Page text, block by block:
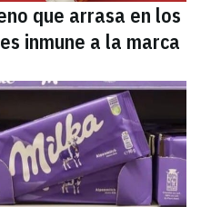
que arrasa en los
inmune a la marca